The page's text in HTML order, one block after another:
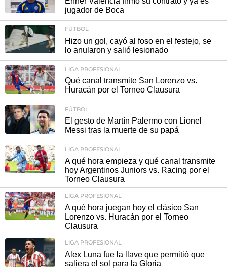
jugador de Boca
FÚTBOL
Hizo un gol, cayó al foso en el festejo, se
lo anularon y salió lesionado
LIGA PROFESIONAL
Qué canal transmite San Lorenzo vs.
Huracán por el Torneo Clausura
FÚTBOL
El gesto de Martín Palermo con Lionel
Messi tras la muerte de su papá
LIGA PROFESIONAL
A qué hora empieza y qué canal transmite
hoy Argentinos Juniors vs. Racing por el
Torneo Clausura
LIGA PROFESIONAL
A qué hora juegan hoy el clásico San
Lorenzo vs. Huracán por el Torneo
Clausura
LIGA PROFESIONAL
Alex Luna fue la llave que permitió que
saliera el sol para la Gloria